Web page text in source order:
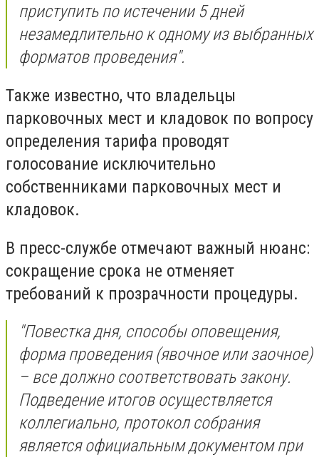
приступить по истечении 5 дней
незамедлительно к одному из выбранных
форматов проведения".
Также известно, что владельцы
парковочных мест и кладовок по вопросу
определения тарифа проводят
голосование исключительно
собственниками парковочных мест и
кладовок.
В пресс-службе отмечают важный нюанс:
сокращение срока не отменяет
требований к прозрачности процедуры.
"Повестка дня, способы оповещения,
форма проведения (явочное или заочное)
– все должно соответствовать закону.
Подведение итогов осуществляется
коллегиально, протокол собрания
является официальным документом при